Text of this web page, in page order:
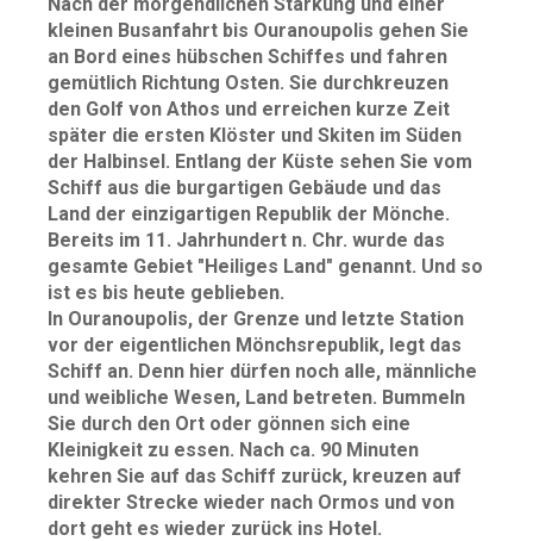
kleinen Busanfahrt bis Ouranoupolis gehen Sie
an Bord eines hübschen Schiffes und fahren
gemütlich Richtung Osten. Sie durchkreuzen
den Golf von Athos und erreichen kurze Zeit
später die ersten Klöster und Skiten im Süden
der Halbinsel. Entlang der Küste sehen Sie vom
Schiff aus die burgartigen Gebäude und das
Land der einzigartigen Republik der Mönche.
Bereits im 11. Jahrhundert n. Chr. wurde das
gesamte Gebiet "Heiliges Land" genannt. Und so
ist es bis heute geblieben.
In Ouranoupolis, der Grenze und letzte Station
vor der eigentlichen Mönchsrepublik, legt das
Schiff an. Denn hier dürfen noch alle, männliche
und weibliche Wesen, Land betreten. Bummeln
Sie durch den Ort oder gönnen sich eine
Kleinigkeit zu essen. Nach ca. 90 Minuten
kehren Sie auf das Schiff zurück, kreuzen auf
direkter Strecke wieder nach Ormos und von
dort geht es wieder zurück ins Hotel.